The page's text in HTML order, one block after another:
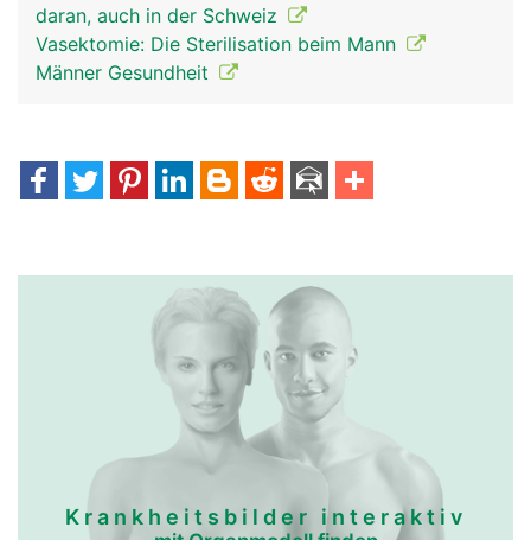
daran, auch in der Schweiz
Vasektomie: Die Sterilisation beim Mann
Männer Gesundheit
Krankheitsbilder interaktiv